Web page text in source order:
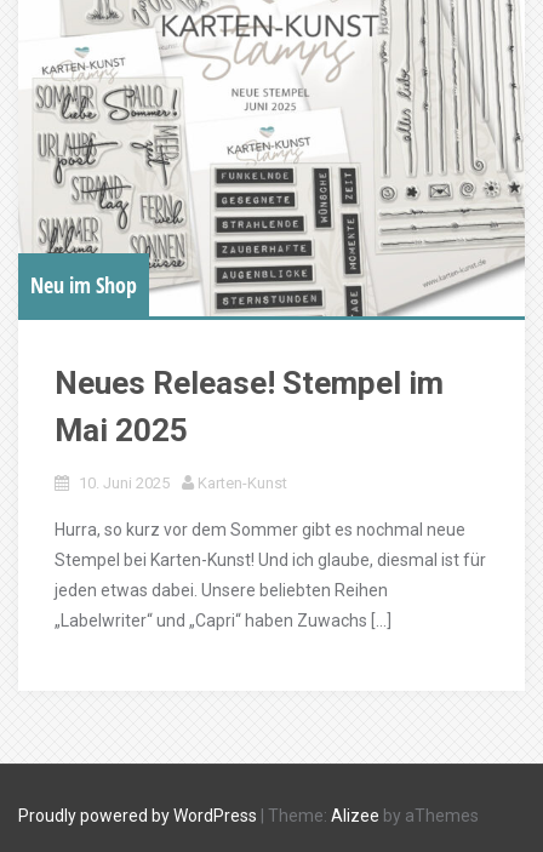
Neu im Shop
Neues Release! Stempel im
Mai 2025
10. Juni 2025 Karten-Kunst
Hurra, so kurz vor dem Sommer gibt es nochmal neue
Stempel bei Karten-Kunst! Und ich glaube, diesmal ist für
jeden etwas dabei. Unsere beliebten Reihen
„Labelwriter“ und „Capri“ haben Zuwachs […]
Proudly powered by WordPress Theme: Alizee by aThemes